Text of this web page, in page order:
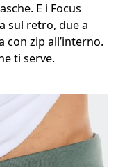
E i Focus
sul retro, due a
con zip all’interno.
ti serve.